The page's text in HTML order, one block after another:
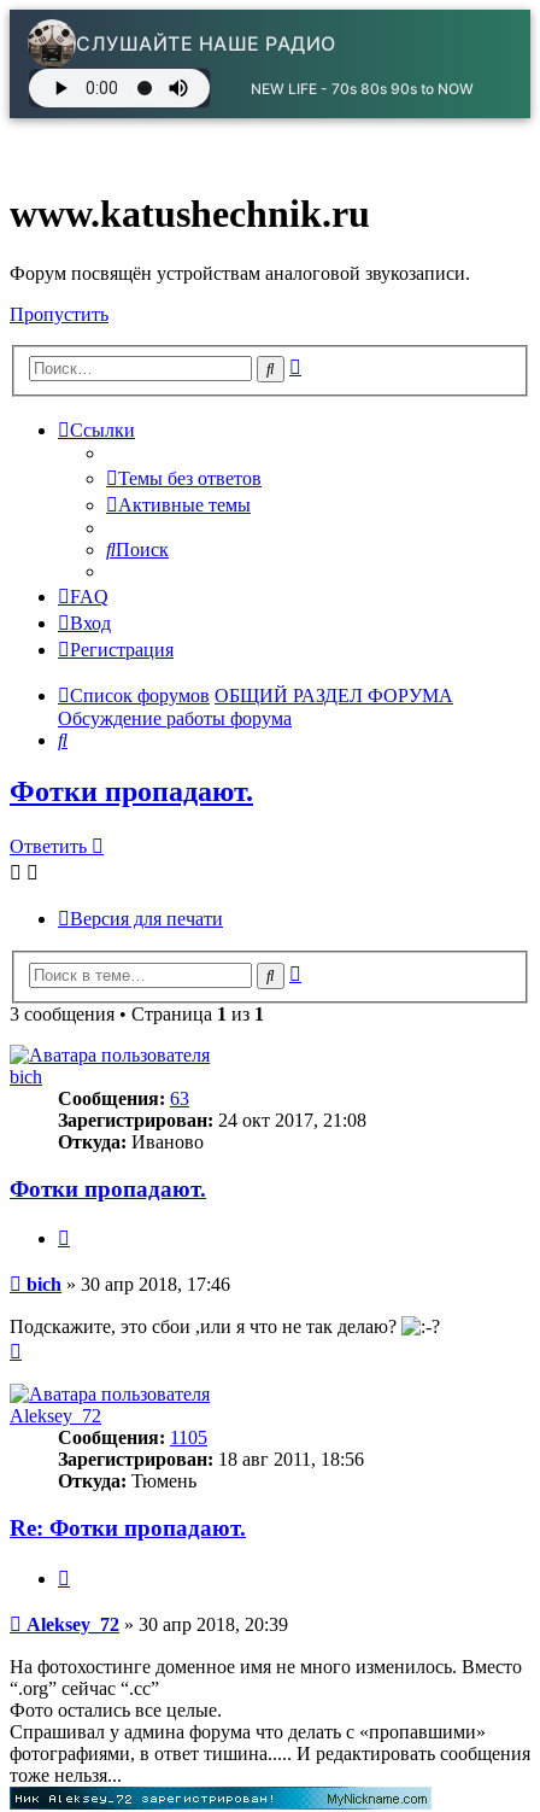
СЛУШАЙТЕ НАШЕ РАДИО
NEW LIFE - 70s 80s 90s to NOW
www.katushechnik.ru
Форум посвящён устройствам аналоговой звукозаписи.
Пропустить
Поиск
Ссылки
Темы без ответов
Активные темы
Поиск
FAQ
Вход
Регистрация
Список форумов ОБЩИЙ РАЗДЕЛ ФОРУМА
Обсуждение работы форума
Поиск
Фотки пропадают.
Ответить
Версия для печати
Поиск
3 сообщения • Страница 1 из 1
bich
Сообщения: 63
Зарегистрирован: 24 окт 2017, 21:08
Откуда: Иваново
Фотки пропадают.
Сообщение
bich » 30 апр 2018, 17:46
Подскажите, это сбои ,или я что не так делаю?
началу
Aleksey_72
Сообщения: 1105
Зарегистрирован: 18 авг 2011, 18:56
Откуда: Тюмень
Re: Фотки пропадают.
Сообщение
Aleksey_72 » 30 апр 2018, 20:39
На фотохостинге доменное имя не много изменилось. Вместо
“.org” сейчас “.сс”
Фото остались все целые.
Спрашивал у админа форума что делать с «пропавшими»
фотографиями, в ответ тишина..... И редактировать сообщения
тоже нельзя...